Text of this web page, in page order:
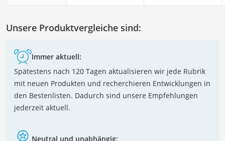
Unsere Produktvergleiche sind:
Immer aktuell:
Spätestens nach 120 Tagen aktualisieren wir jede Rubrik
mit neuen Produkten und recherchieren Entwicklungen in
den Bestenlisten. Dadurch sind unsere Empfehlungen
jederzeit aktuell.
Neutral und unabhängig: